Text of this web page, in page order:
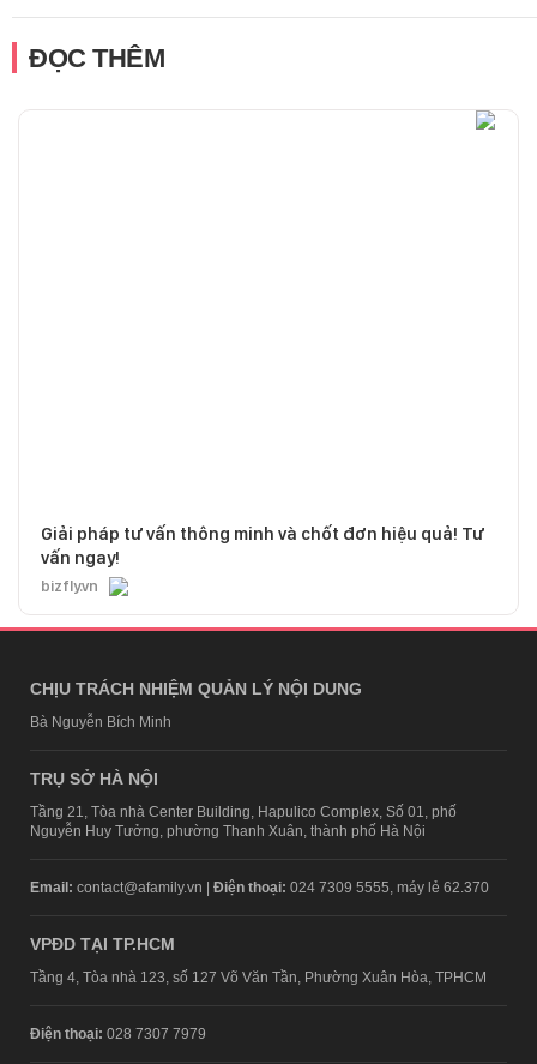
ĐỌC THÊM
Giải pháp tư vấn thông minh và chốt đơn hiệu quả! Tư
vấn ngay!
bizfly.vn
CHỊU TRÁCH NHIỆM QUẢN LÝ NỘI DUNG
Bà Nguyễn Bích Minh
TRỤ SỞ HÀ NỘI
Tầng 21, Tòa nhà Center Building, Hapulico Complex, Số 01, phố
Nguyễn Huy Tưởng, phường Thanh Xuân, thành phố Hà Nội
Email: contact@afamily.vn | Điện thoại: 024 7309 5555, máy lẻ 62.370
VPĐD TẠI TP.HCM
Tầng 4, Tòa nhà 123, số 127 Võ Văn Tần, Phường Xuân Hòa, TPHCM
Điện thoại: 028 7307 7979